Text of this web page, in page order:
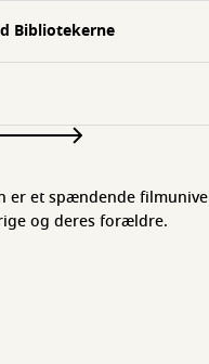
Bibliotekerne
er et spændende
og deres forældre.